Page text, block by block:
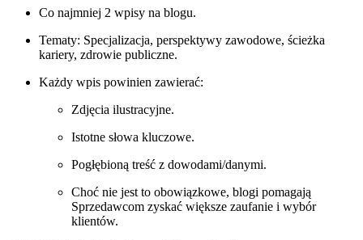
Co najmniej 2 wpisy na blogu.
Tematy: Specjalizacja, perspektywy zawodowe, ścieżka
kariery, zdrowie publiczne.
Każdy wpis powinien zawierać:
Zdjęcia ilustracyjne.
Istotne słowa kluczowe.
Pogłębioną treść z dowodami/danymi.
Choć nie jest to obowiązkowe, blogi pomagają
Sprzedawcom zyskać większe zaufanie i wybór
klientów.